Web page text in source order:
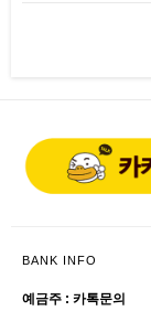
BANK INFO
예금주 : 카톡문의